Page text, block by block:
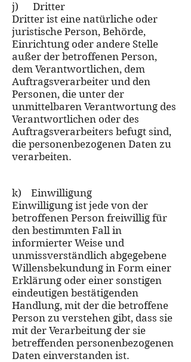
j) Dritter
Dritter ist eine natürliche oder
juristische Person, Behörde,
Einrichtung oder andere Stelle
außer der betroffenen Person,
dem Verantwortlichen, dem
Auftragsverarbeiter und den
Personen, die unter der
unmittelbaren Verantwortung des
Verantwortlichen oder des
Auftragsverarbeiters befugt sind,
die personenbezogenen Daten zu
verarbeiten.
k) Einwilligung
Einwilligung ist jede von der
betroffenen Person freiwillig für
den bestimmten Fall in
informierter Weise und
unmissverständlich abgegebene
Willensbekundung in Form einer
Erklärung oder einer sonstigen
eindeutigen bestätigenden
Handlung, mit der die betroffene
Person zu verstehen gibt, dass sie
mit der Verarbeitung der sie
betreffenden personenbezogenen
Daten einverstanden ist.